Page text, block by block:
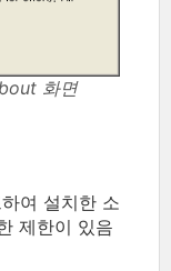
화면
여 설치한 소
제한이 있음